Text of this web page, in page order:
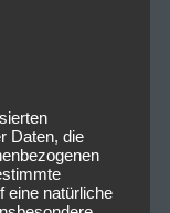
17 Foo
Tour – und
Tour 2026“
Daten, die
eine natürliche